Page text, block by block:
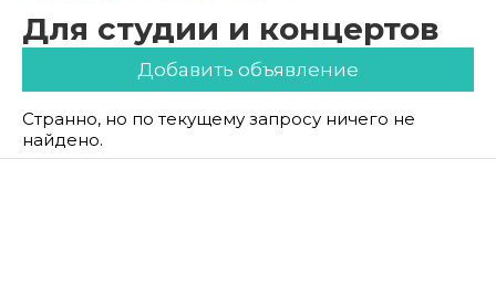
Для студии и концертов
Добавить объявление
Странно, но по текущему запросу ничего не
найдено.